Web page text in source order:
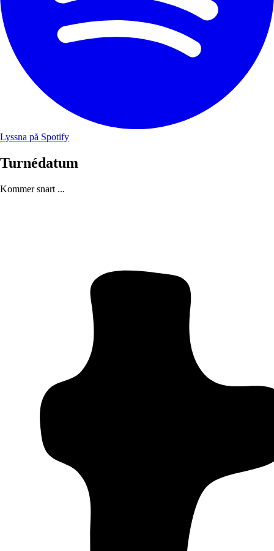
Lyssna på Spotify
Turnédatum
Kommer snart ...